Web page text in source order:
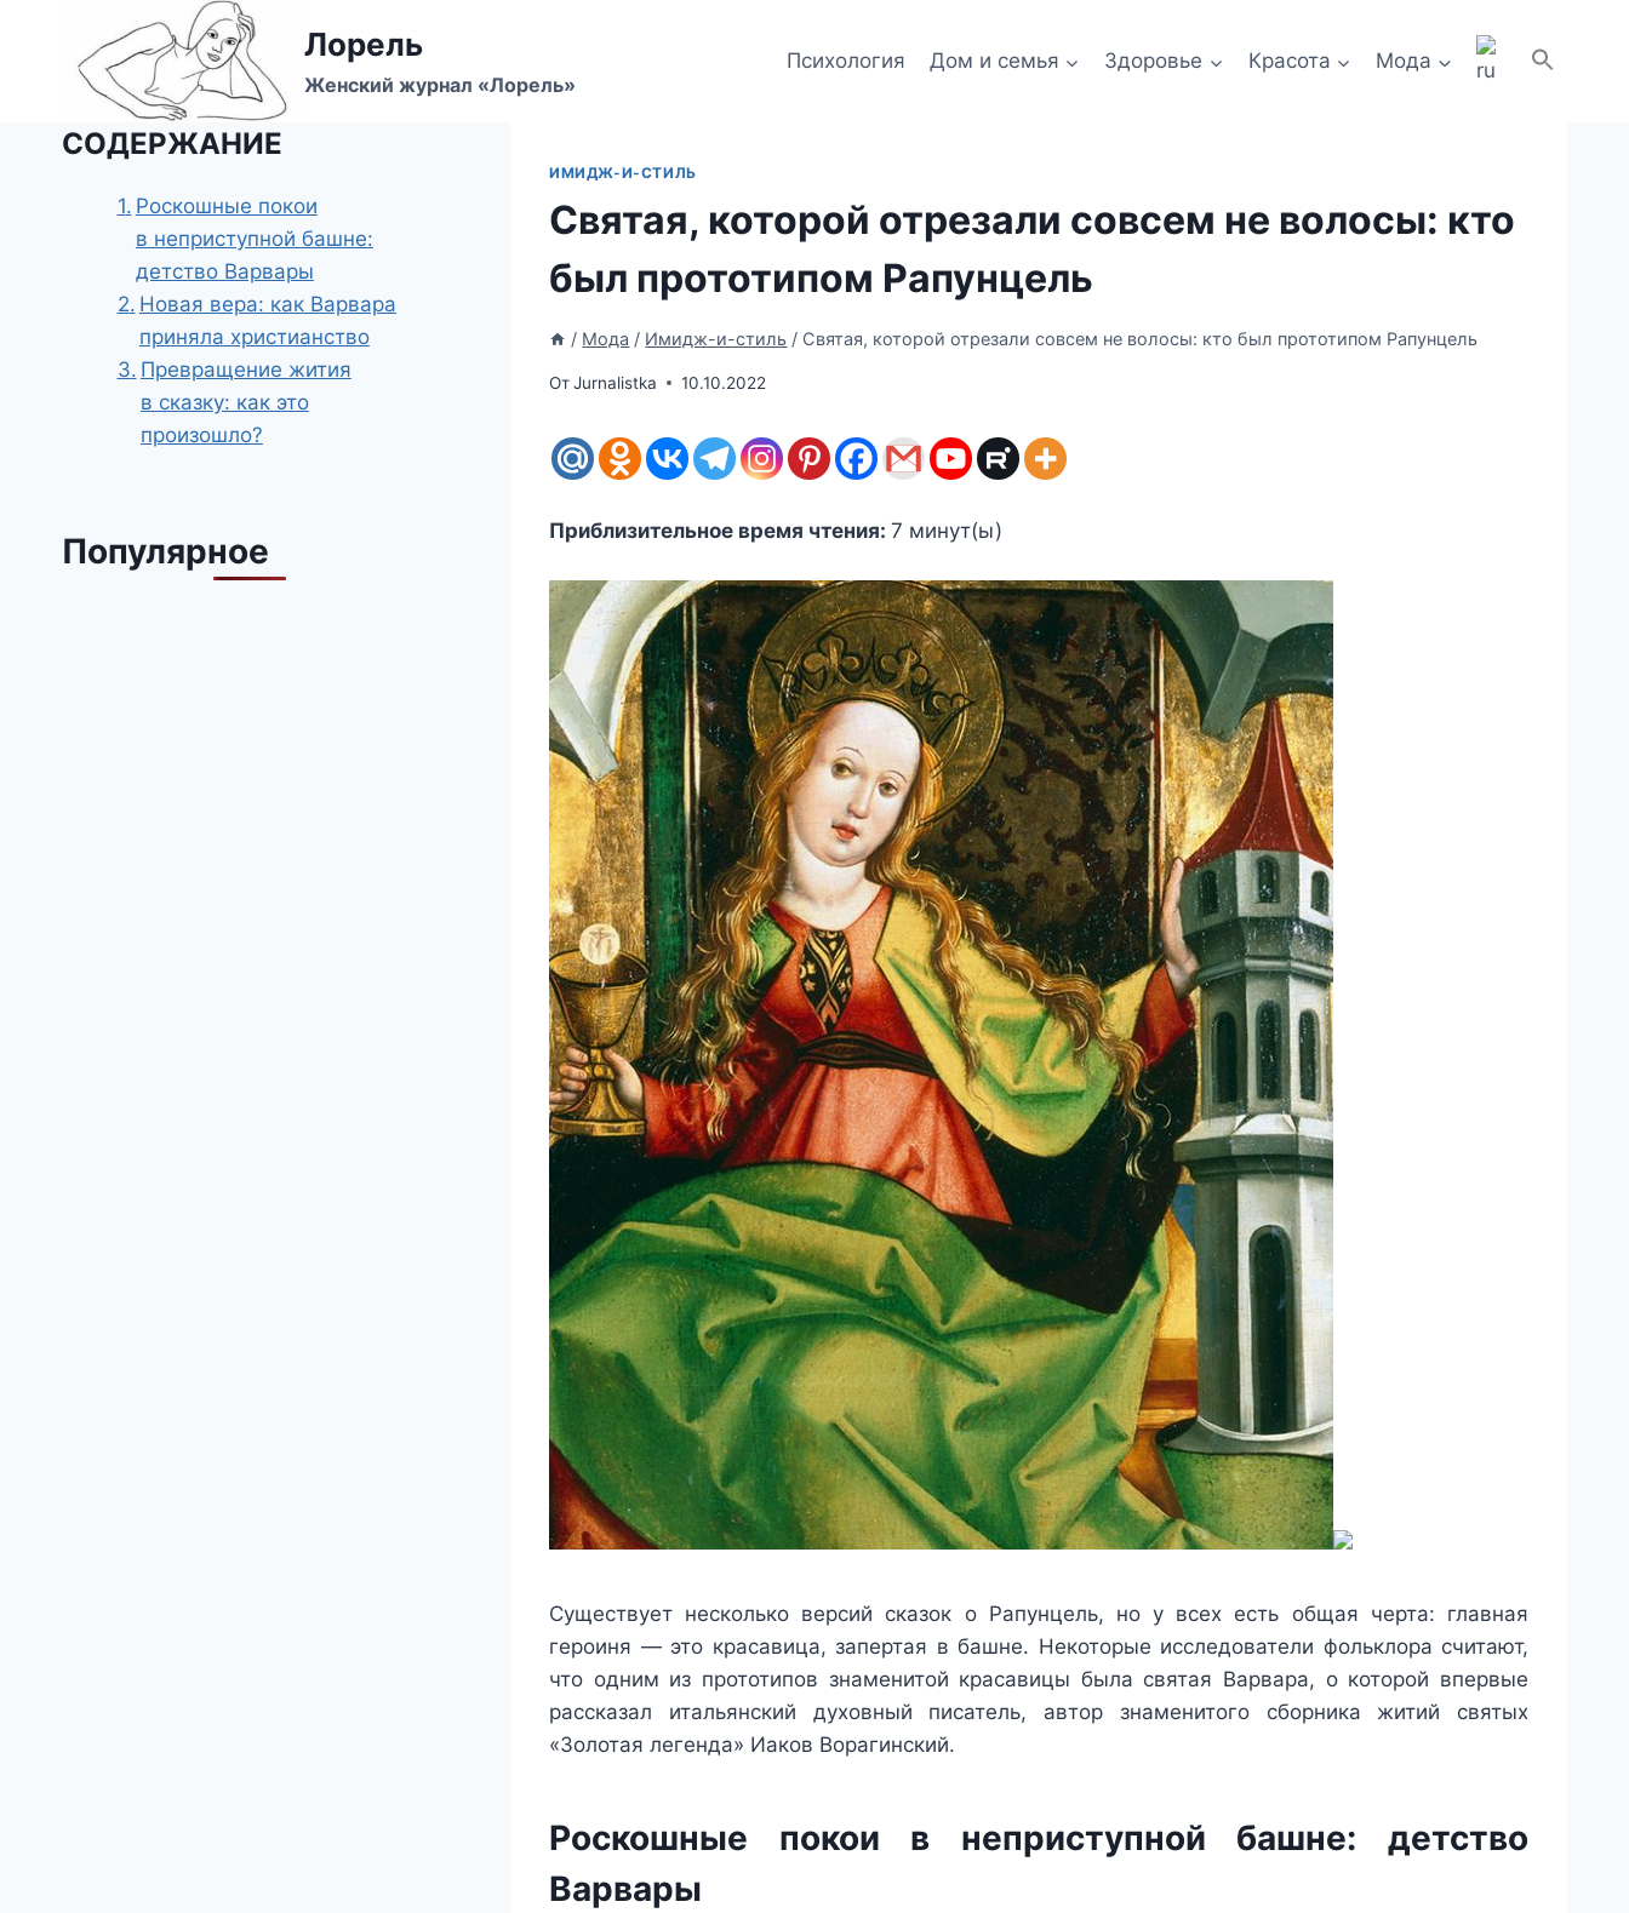
содержимому
Лорель
Женский журнал «Лорель»
Психология Дом и семья Здоровье Красота Мода
ИМИДЖ-И-СТИЛЬ
Святая, которой отрезали совсем не волосы: кто
был прототипом Рапунцель
/ Мода / Имидж-и-стиль / Святая, которой отрезали совсем не волосы: кто был прототипом Рапунцель
ОтJurnalistka 10.10.2022
Приблизительное время чтения: 7 минут(ы)
Существует несколько версий сказок о Рапунцель, но у всех есть общая черта: главная
героиня — это красавица, запертая в башне. Некоторые исследователи фольклора считают,
что одним из прототипов знаменитой красавицы была святая Варвара, о которой впервые
рассказал итальянский духовный писатель, автор знаменитого сборника житий святых
«Золотая легенда» Иаков Ворагинский.
Роскошные покои в неприступной башне: детство
Варвары
СОДЕРЖАНИЕ
Роскошные покои
в неприступной башне:
детство Варвары
Новая вера: как Варвара
приняла христианство
Превращение жития
в сказку: как это
произошло?
Популярное